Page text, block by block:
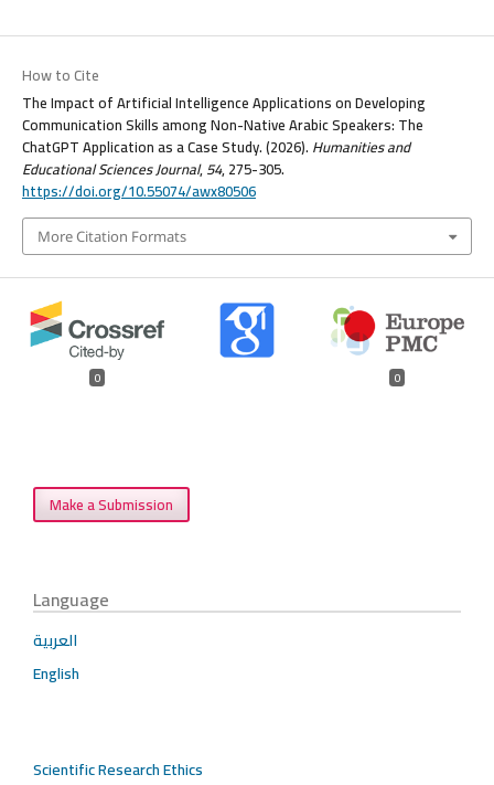
How to Cite
The Impact of Artificial Intelligence Applications on Developing
Communication Skills among Non-Native Arabic Speakers: The
ChatGPT Application as a Case Study. (2026). Humanities and
Educational Sciences Journal,54, 275-305.
https://doi.org/10.55074/awx80506
More Citation Formats
0 0
Make a Submission
Language
العربية
English
Scientific Research Ethics